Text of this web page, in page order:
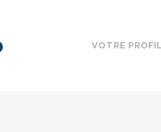
VOTRE PROFIL